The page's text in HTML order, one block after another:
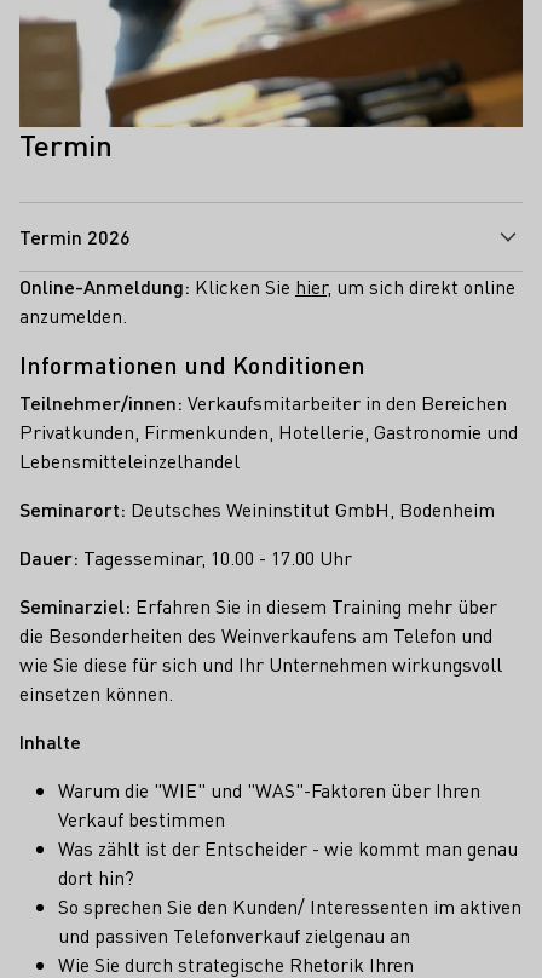
Termin
Termin 2026
Online-Anmeldung: Klicken Sie hier, um sich direkt online
anzumelden.
Informationen und Konditionen
Teilnehmer/innen: Verkaufsmitarbeiter in den Bereichen
Privatkunden, Firmenkunden, Hotellerie, Gastronomie und
Lebensmitteleinzelhandel
Seminarort: Deutsches Weininstitut GmbH, Bodenheim
Dauer: Tagesseminar, 10.00 - 17.00 Uhr
Seminarziel: Erfahren Sie in diesem Training mehr über
die Besonderheiten des Weinverkaufens am Telefon und
wie Sie diese für sich und Ihr Unternehmen wirkungsvoll
einsetzen können.
Inhalte
Warum die "WIE" und "WAS"-Faktoren über Ihren
Verkauf bestimmen
Was zählt ist der Entscheider - wie kommt man genau
dort hin?
So sprechen Sie den Kunden/ Interessenten im aktiven
und passiven Telefonverkauf zielgenau an
Wie Sie durch strategische Rhetorik Ihren